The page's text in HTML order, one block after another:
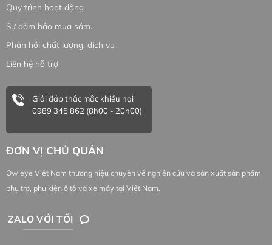
Quy trình hoạt động
Sự đảm bảo mua sắm.
Phản hồi chất lượng, dịch vụ
Liên hệ hỗ trợ
Giải đáp thắc mắc khiếu nại
0989 345 862 (8h00 - 20h00)
ĐƠN VỊ CHỦ QUẢN
Owleye Việt Nam thương hiệu chuyên về nghiên cứu và sản xuất sản phẩm
phụ trợ, phụ kiện ô tô và xe máy tại Việt Nam.
ZALO VỚI TỐI